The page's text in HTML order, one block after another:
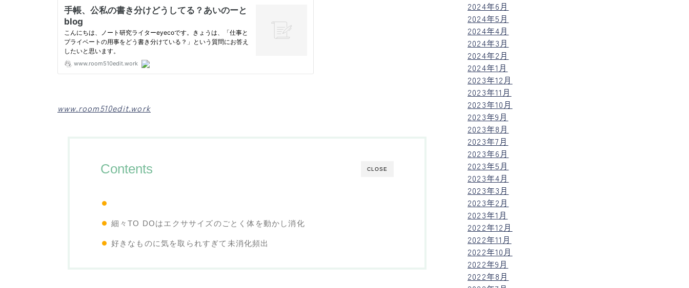
www.room510edit.work
CLOSE
Contents
細々TO DOはエクササイズのごとく体を動かし消化
好きなものに気を取られすぎて未消化頻出
2024年6月
2024年5月
2024年4月
2024年3月
2024年2月
2024年1月
2023年12月
2023年11月
2023年10月
2023年9月
2023年8月
2023年7月
2023年6月
2023年5月
2023年4月
2023年3月
2023年2月
2023年1月
2022年12月
2022年11月
2022年10月
2022年9月
2022年8月